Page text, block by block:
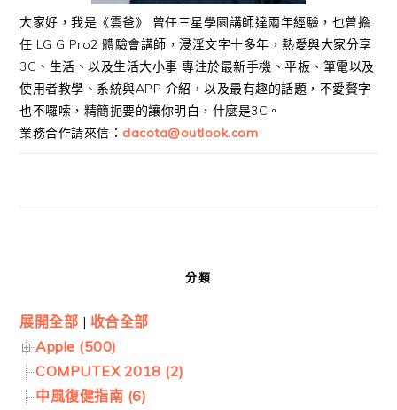
大家好，我是《雲爸》 曾任三星學園講師達兩年經驗，也曾擔
任 LG G Pro2 體驗會講師，浸淫文字十多年，熱愛與大家分享
3C、生活、以及生活大小事 專注於最新手機、平板、筆電以及
使用者教學、系統與APP 介紹，以及最有趣的話題，不愛贅字
也不囉嗦，精簡扼要的讓你明白，什麼是3C。
業務合作請來信： dacota@outlook.com
分類
展開全部 | 收合全部
Apple (500)
COMPUTEX 2018 (2)
中風復健指南 (6)